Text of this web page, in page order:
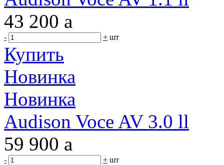
43 200 a
- + шт
Купить
Новинка
Новинка
Audison Voce AV 3.0 ll
59 900 a
- + шт